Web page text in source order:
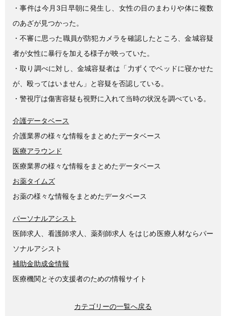
o
k
・事件は今月3日早朝に発生し、女性の目のまわりや体に複数
のあざが見つかった。
・不審に思った職員が防犯カメラを確認したところ、金城容疑
者が女性に暴行を加える様子が映っていた。
・取り調べに対し、金城容疑者は「力ずくでベッドに寝かせた
が、殴ってはいません」と容疑を否認している。
・警視庁は傷害容疑も視野に入れて当時の状況を調べている。
介護データベース
介護業界の様々な情報をまとめたデータベース
医療アラウンド
医療業界の様々な情報をまとめたデータベース
お薬タイムズ
お薬の様々な情報をまとめたデータベース
パーソナルアシスト
医師求人、看護師求人、薬剤師求人 をはじめ医療人材ならパー
ソナルアシスト
補助金助成金情報
医療機関とその支援者のための情報サイト
カテゴリーの一覧へ戻る